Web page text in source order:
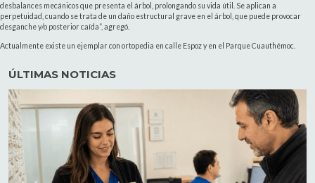
desbalances mecánicos que presenta el árbol, prolongando su vida útil. Se aplican a
perpetuidad, cuando se trata de un daño estructural grave en el árbol, que puede provocar
desganche y/o posterior caída”, agregó.
Actualmente existe un ejemplar con ortopedia en calle Espoz y en el Parque Cuauthémoc.
ÚLTIMAS NOTICIAS